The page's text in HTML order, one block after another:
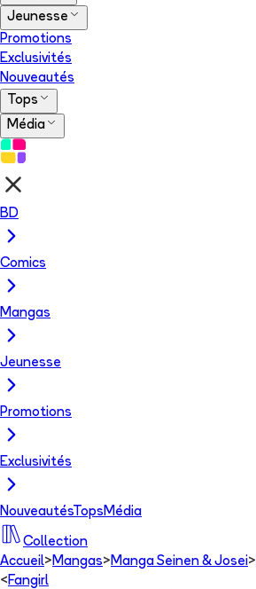
Jeunesse
Promotions
Exclusivités
Nouveautés
Tops
Média
BD
Comics
Mangas
Jeunesse
Promotions
Exclusivités
NouveautésTops Média
Collection
Accueil> Mangas> Manga Seinen & Josei>
< Fangirl